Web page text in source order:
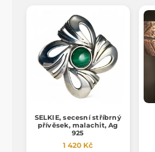
SELKIE, secesní stříbrný
přívěsek, malachit, Ag
925
1 420 Kč